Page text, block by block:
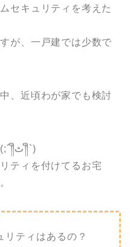
セキュリティを考えた
が、一戸建では少数で
、近頃わが家でも検討
でも高過ぎて手が出なそう？(;´༎ຶٹ༎ຶ`)
ティを付けてるお宅
リティはあるの？